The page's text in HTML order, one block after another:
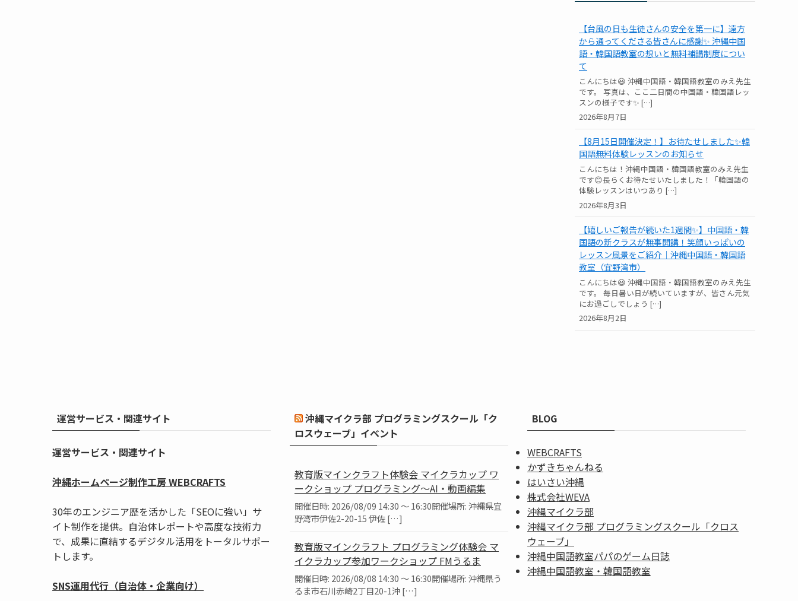
【台風の日も生徒さんの安全を第一に】遠方
から通ってくださる皆さんに感謝✨ 沖縄中国
語・韓国語教室の想いと無料補講制度につい
て
2026年8月7日
こんにちは😃 沖縄中国語・韓国語教室のみえ先生
です。 写真は、ここ二日間の中国語・韓国語レッ
スンの様子です✨ […]
【8月15日開催決定！】お待たせしました✨韓
国語無料体験レッスンのお知らせ
2026年8月3日
こんにちは！沖縄中国語・韓国語教室のみえ先生
です😊長らくお待たせいたしました！「韓国語の
体験レッスンはいつあり […]
【嬉しいご報告が続いた1週間✨】中国語・韓
国語の新クラスが無事開講！笑顔いっぱいの
レッスン風景をご紹介｜沖縄中国語・韓国語
教室（宜野湾市）
2026年8月2日
こんにちは😃 沖縄中国語・韓国語教室のみえ先生
です。 毎日暑い日が続いていますが、皆さん元気
にお過ごしでしょう […]
運営サービス・関連サイト
運営サービス・関連サイト
沖縄ホームページ制作工房 WEBCRAFTS
30年のエンジニア歴を活かした「SEOに強い」サ
イト制作を提供。自治体レポートや高度な技術力
で、成果に直結するデジタル活用をトータルサポー
トします。
SNS運用代行（自治体・企業向け）
沖縄マイクラ部 プログラミングスクール「ク
ロスウェーブ」イベント
教育版マインクラフト体験会 マイクラカップ ワ
ークショップ プログラミング～AI・動画編集
開催日時: 2026/08/09 14:30 ～ 16:30開催場所: 沖縄県宜
野湾市伊佐2-20-15 伊佐 […]
教育版マインクラフト プログラミング体験会 マ
イクラカップ参加ワークショップ FMうるま
開催日時: 2026/08/08 14:30 ～ 16:30開催場所: 沖縄県う
るま市石川赤崎2丁目20-1沖 […]
BLOG
WEBCRAFTS
かずきちゃんねる
はいさい沖縄
株式会社WEVA
沖縄マイクラ部
沖縄マイクラ部 プログラミングスクール「クロス
ウェーブ」
沖縄中国語教室パパのゲーム日誌
沖縄中国語教室・韓国語教室